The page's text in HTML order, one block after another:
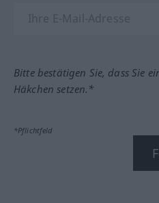
Bitte bestätigen Sie, dass Sie
Häkchen setzen.*
*Pflichtfeld